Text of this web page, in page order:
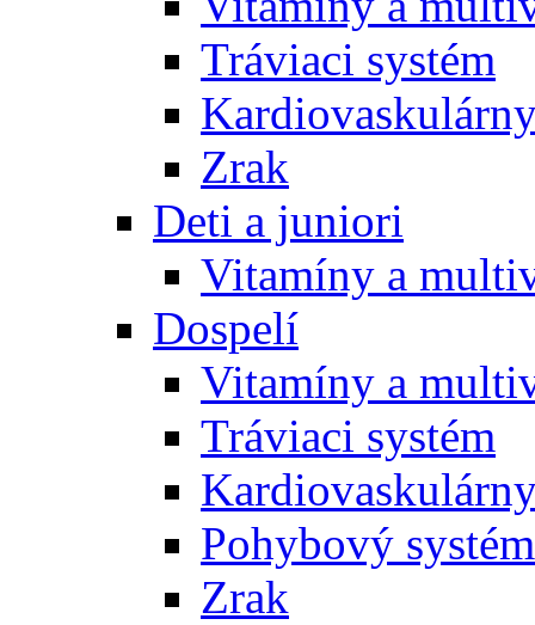
Tráviaci systém
Zrak
Deti a juniori
Vitamíny a
Dospelí
Vitamíny a
Tráviaci systém
Pohybový systém
Zrak